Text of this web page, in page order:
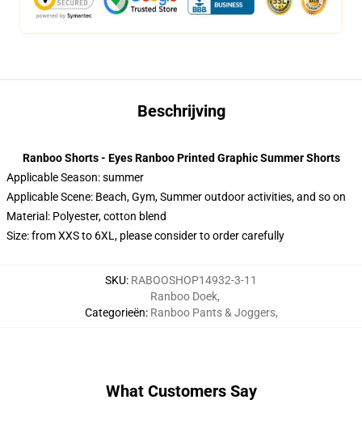
Beschrijving
Ranboo Shorts - Eyes Ranboo Printed Graphic Summer Shorts
Applicable Season:summer
Applicable Scene: Beach, Gym, Summer outdoor activities, and so on
Material: Polyester, cotton blend
Size: from XXS to 6XL, please consider to order carefully
SKU: RABOOSHOP14932-3-11
Categorieën:
Ranboo Doek,
Ranboo Pants & Joggers,
What Customers Say